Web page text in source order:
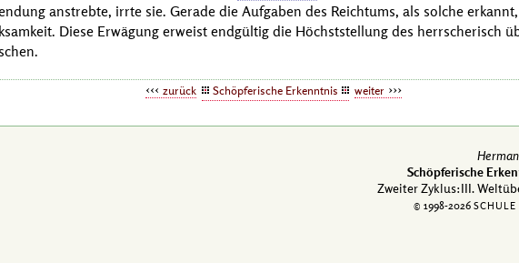
anstrebte, irrte sie. Gerade die Aufgaben des Reichtums, als solche
Diese Erwägung erweist endgültig die Höchststellung des herrscherisch
zurück Schöpferische Erkenntnis weiter
Schöpferische
Zweiter Zyklus:III.
© 1998-2026 SCHULE